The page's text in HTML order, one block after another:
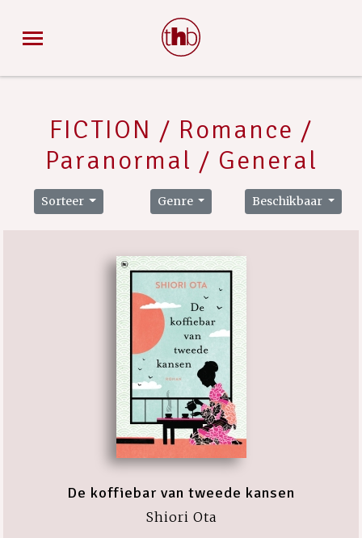
FICTION / Romance /
Paranormal / General
Sorteer Genre Beschikbaar
De koffiebar van tweede kansen
Shiori Ota